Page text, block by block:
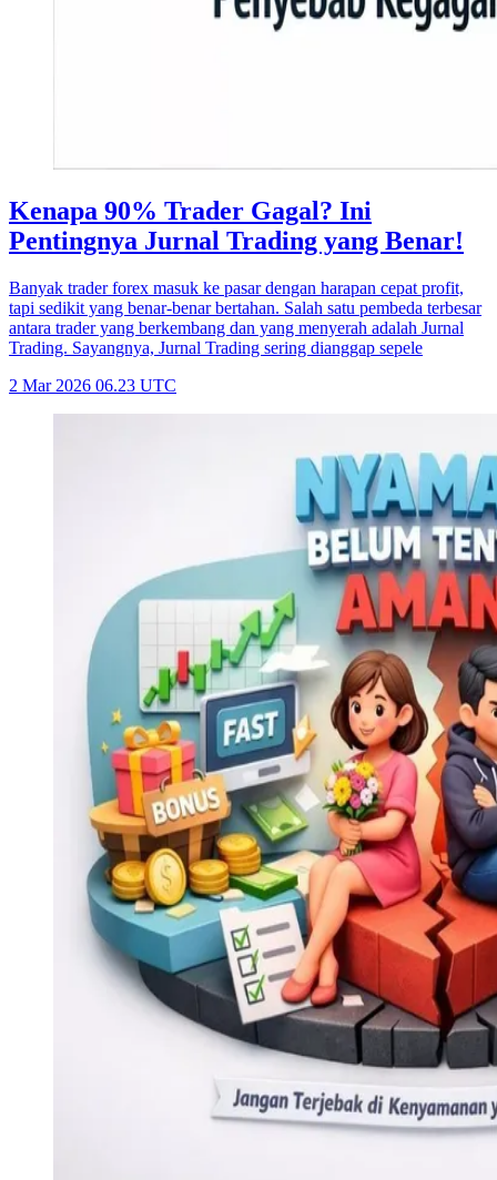
Kenapa 90% Trader Gagal? Ini
Pentingnya Jurnal Trading yang Benar!
Banyak trader forex masuk ke pasar dengan harapan cepat profit,
tapi sedikit yang benar-benar bertahan. Salah satu pembeda terbesar
antara trader yang berkembang dan yang menyerah adalah Jurnal
Trading. Sayangnya, Jurnal Trading sering dianggap sepele
2 Mar 2026 06.23 UTC